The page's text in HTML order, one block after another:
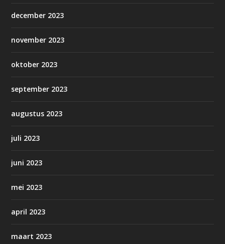
december 2023
november 2023
oktober 2023
september 2023
augustus 2023
juli 2023
juni 2023
mei 2023
april 2023
maart 2023